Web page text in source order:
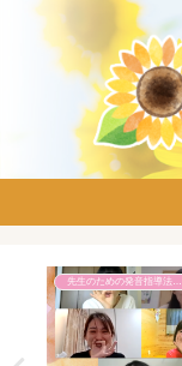
先生のための発音指導法講座